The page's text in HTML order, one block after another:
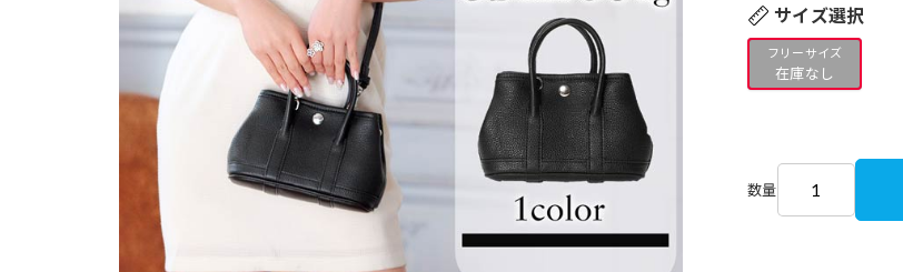
サイズ選択
フリーサイズ
在庫なし
数量